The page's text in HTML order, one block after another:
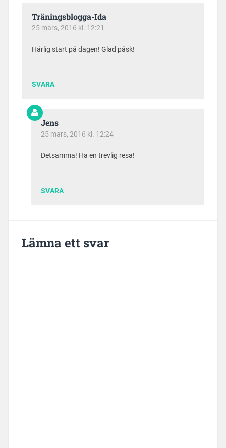
Träningsblogga-Ida
25 mars, 2016 kl. 12:21
Härlig start på dagen! Glad påsk!
SVARA
Jens
25 mars, 2016 kl. 12:24
Detsamma! Ha en trevlig resa!
SVARA
Lämna ett svar